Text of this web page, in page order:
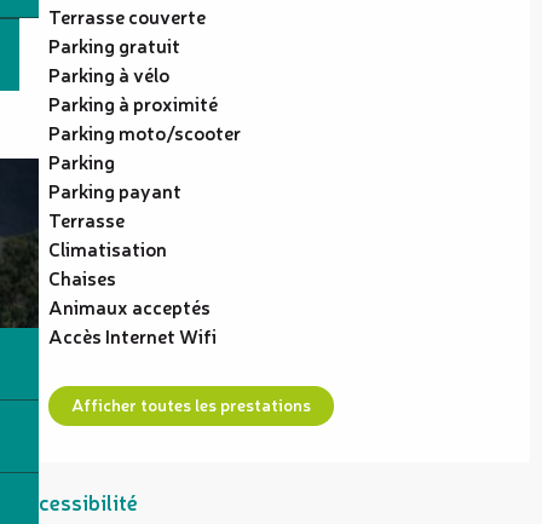
Terrasse couverte
Parking gratuit
Parking à vélo
Parking à proximité
Parking moto/scooter
Parking
Parking payant
Terrasse
Climatisation
Chaises
Animaux acceptés
Accès Internet Wifi
Afficher toutes les prestations
Accessibilité